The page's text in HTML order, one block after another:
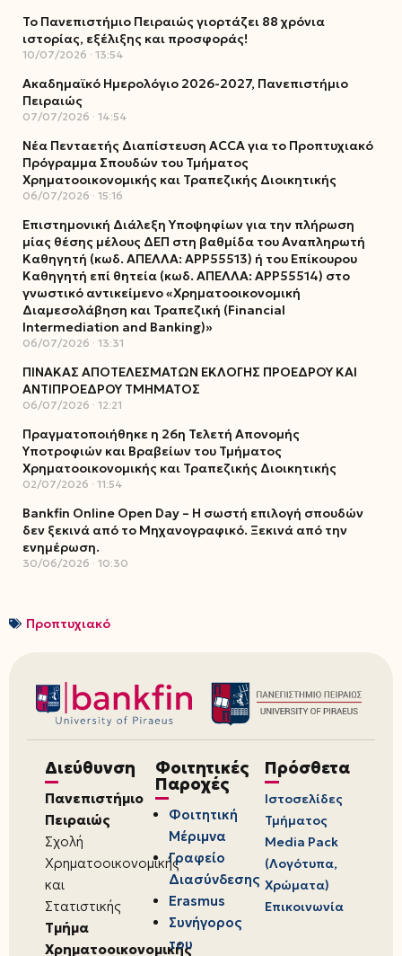
Το Πανεπιστήμιο Πειραιώς γιορτάζει 88 χρόνια
ιστορίας, εξέλιξης και προσφοράς!
10/07/2026 13:54
Ακαδημαϊκό Ημερολόγιο 2026-2027, Πανεπιστήμιο
Πειραιώς
07/07/2026 14:54
Νέα Πενταετής Διαπίστευση ACCA για το Προπτυχιακό
Πρόγραμμα Σπουδών του Τμήματος
Χρηματοοικονομικής και Τραπεζικής Διοικητικής
06/07/2026 15:16
Επιστημονική Διάλεξη Υποψηφίων για την πλήρωση
μίας θέσης μέλους ΔΕΠ στη βαθμίδα του Αναπληρωτή
Καθηγητή (κωδ. ΑΠΕΛΛΑ: ΑΡΡ55513) ή του Επίκουρου
Καθηγητή επί θητεία (κωδ. ΑΠΕΛΛΑ: ΑΡΡ55514) στο
γνωστικό αντικείμενο «Χρηματοοικονομική
Διαμεσολάβηση και Τραπεζική (Financial
Intermediation and Banking)»
06/07/2026 13:31
ΠΙΝΑΚΑΣ ΑΠΟΤΕΛΕΣΜΑΤΩΝ ΕΚΛΟΓΗΣ ΠΡΟΕΔΡΟΥ ΚΑΙ
ΑΝΤΙΠΡΟΕΔΡΟΥ ΤΜΗΜΑΤΟΣ
06/07/2026 12:21
Πραγματοποιήθηκε η 26η Τελετή Απονομής
Υποτροφιών και Βραβείων του Τμήματος
Χρηματοοικονομικής και Τραπεζικής Διοικητικής
02/07/2026 11:54
Bankfin Online Open Day – Η σωστή επιλογή σπουδών
δεν ξεκινά από το Μηχανογραφικό. Ξεκινά από την
ενημέρωση.
30/06/2026 10:30
Προπτυχιακό
Διεύθυνση
Πανεπιστήμιο
Πειραιώς
Σχολή
Χρηματοοικονομικής
και
Στατιστικής
Τμήμα
Χρηματοοικονομικής
Φοιτητικές
Παροχές
Φοιτητική
Μέριμνα
Γραφείο
Διασύνδεσης
Erasmus
Συνήγορος
του
Πρόσθετα
Ιστοσελίδες
Τμήματος
Media Pack
(Λογότυπα,
Χρώματα)
Επικοινωνία